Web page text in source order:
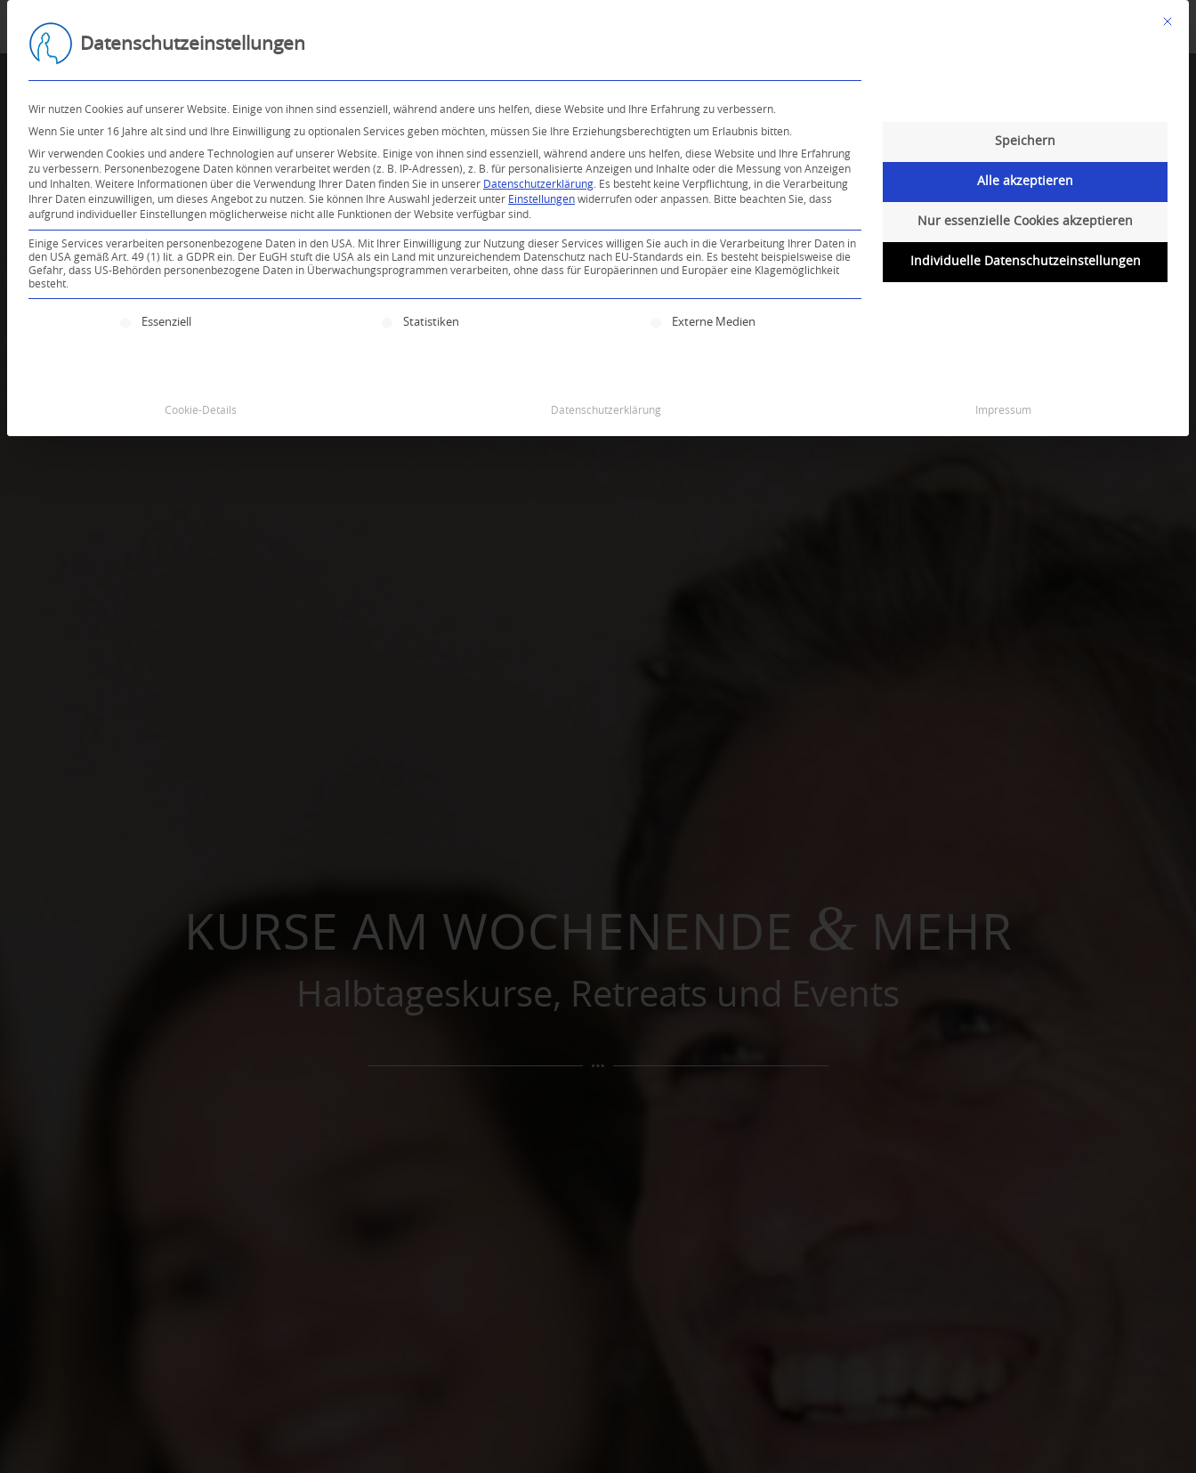
KURSE AM WOCHENENDE & MEHR
Halbtageskurse, Retreats und Events
Mit
Datenschutzeinstellungen
Wir nutzen Cookies auf unserer Website. Einige von ihnen sind essenziell, während andere uns helfen, diese Website und Ihre Erfahrung zu verbessern.
Wenn Sie unter 16 Jahre alt sind und Ihre Einwilligung zu optionalen Services geben möchten, müssen Sie Ihre Erziehungsberechtigten um Erlaubnis bitten.
Wir verwenden Cookies und andere Technologien auf unserer Website. Einige von ihnen sind essenziell, während andere uns helfen, diese Website und Ihre Erfahrung
zu verbessern.
Personenbezogene Daten können verarbeitet werden (z. B. IP-Adressen), z. B. für personalisierte Anzeigen und Inhalte oder die Messung von Anzeigen
und Inhalten. Weitere Informationen über die Verwendung Ihrer Daten finden Sie in unserer Datenschutzerklärung
Es besteht keine Verpflichtung, in die Verarbeitung
Ihrer Daten einzuwilligen, um dieses Angebot zu nutzen. Sie können Ihre Auswahl jederzeit unter Einstellungen widerrufen oder anpassen.
Bitte beachten Sie, dass
aufgrund individueller Einstellungen möglicherweise nicht alle Funktionen der Website verfügbar sind.
Einige Services verarbeiten personenbezogene Daten in den USA. Mit Ihrer Einwilligung zur Nutzung dieser Services willigen Sie auch in die Verarbeitung Ihrer Daten in
den USA gemäß Art. 49 (1) lit. a GDPR ein. Der EuGH stuft die USA als ein Land mit unzureichendem Datenschutz nach EU-Standards ein. Es besteht beispielsweise die
Gefahr, dass US-Behörden personenbezogene Daten in Überwachungsprogrammen verarbeiten, ohne dass für Europäerinnen und Europäer eine Klagemöglichkeit
besteht.
Es folgt eine Liste der Service-Gruppen, für die eine Einwilligung erteilt werden kann. Die erste Service-Gruppe ist essenziell und kann nicht abgewählt
Essenziell Statistiken Externe Medien
Speichern
Alle akzeptieren
Nur essenzielle Cookies akzeptieren
Individuelle Datenschutzeinstellungen
Cookie-Details Datenschutzerklärung Impressum